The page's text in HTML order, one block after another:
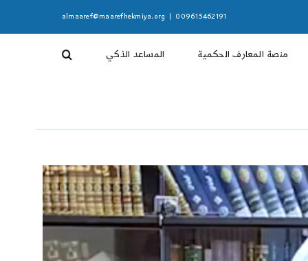
009615462191
almaaref@maarefhekmiya.org
منصة المعارف الحكمية المساعد الذكي